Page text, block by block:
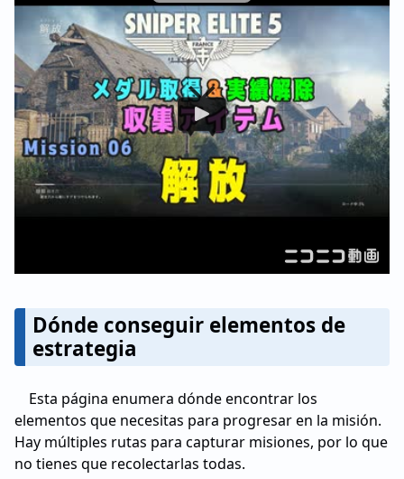
Dónde conseguir elementos de
estrategia
Esta página enumera dónde encontrar los
elementos que necesitas para progresar en la misión.
Hay múltiples rutas para capturar misiones, por lo que
no tienes que recolectarlas todas.